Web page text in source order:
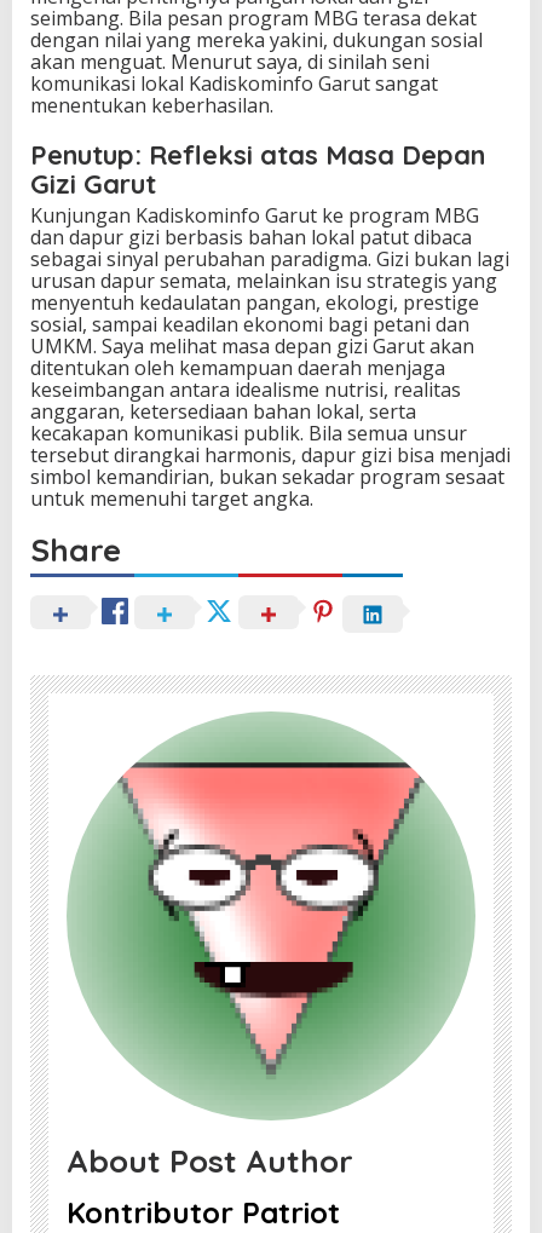
seimbang. Bila pesan program MBG terasa dekat
dengan nilai yang mereka yakini, dukungan sosial
akan menguat. Menurut saya, di sinilah seni
komunikasi lokal Kadiskominfo Garut sangat
menentukan keberhasilan.
Penutup: Refleksi atas Masa Depan
Gizi Garut
Kunjungan Kadiskominfo Garut ke program MBG
dan dapur gizi berbasis bahan lokal patut dibaca
sebagai sinyal perubahan paradigma. Gizi bukan lagi
urusan dapur semata, melainkan isu strategis yang
menyentuh kedaulatan pangan, ekologi, prestige
sosial, sampai keadilan ekonomi bagi petani dan
UMKM. Saya melihat masa depan gizi Garut akan
ditentukan oleh kemampuan daerah menjaga
keseimbangan antara idealisme nutrisi, realitas
anggaran, ketersediaan bahan lokal, serta
kecakapan komunikasi publik. Bila semua unsur
tersebut dirangkai harmonis, dapur gizi bisa menjadi
simbol kemandirian, bukan sekadar program sesaat
untuk memenuhi target angka.
Share
About Post Author
Kontributor Patriot